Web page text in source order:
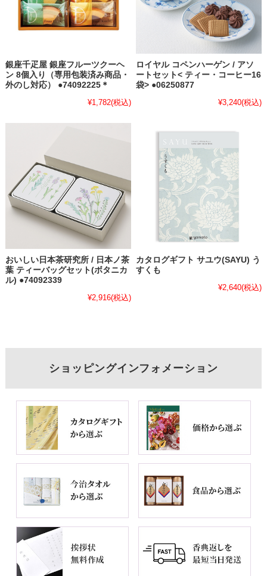
銀座千疋屋 銀座フルーツクーヘ
ン 8個入り（専用包装済み商品・
外のし対応） ●74092225＊
¥1,782(税込)
ロイヤル コペンハーゲン / アソ
ートセット< ティー・コーヒー16
袋> ●06250877
¥3,240(税込)
おいしい日本茶研究所 / 日本ノ茶
葉 ティーバッグセット(ボタニカ
ル) ●74092339
¥2,916(税込)
カタログギフト サユウ(SAYU) う
すくも
¥2,640(税込)
ショッピングインフォメーション